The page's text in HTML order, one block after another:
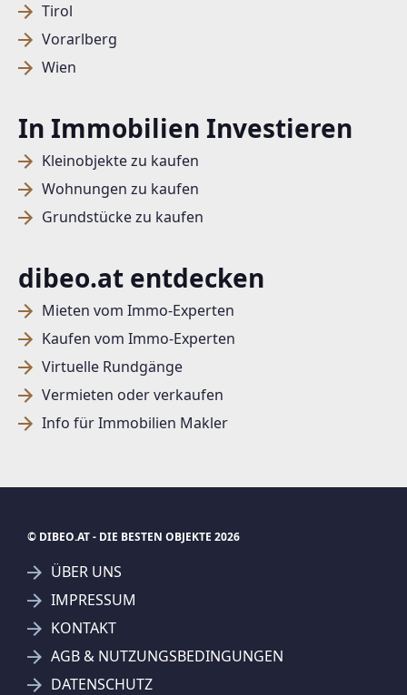
Tirol
Vorarlberg
Wien
In Immobilien Investieren
Kleinobjekte zu kaufen
Wohnungen zu kaufen
Grundstücke zu kaufen
dibeo.at entdecken
Mieten vom Immo-Experten
Kaufen vom Immo-Experten
Virtuelle Rundgänge
Vermieten oder verkaufen
Info für Immobilien Makler
© DIBEO.AT - DIE BESTEN OBJEKTE 2026
ÜBER UNS
IMPRESSUM
KONTAKT
AGB & NUTZUNGSBEDINGUNGEN
DATENSCHUTZ